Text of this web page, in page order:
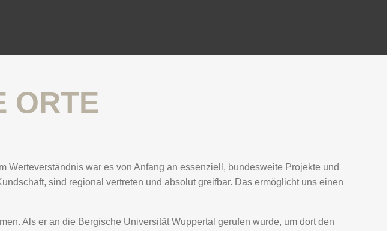
ORTE
war es von Anfang an essenziell, bundesweite Projekte und
sind regional vertreten und absolut greifbar. Das ermöglicht uns einen
Als er an die Bergische Universität Wuppertal gerufen wurde, um dort den